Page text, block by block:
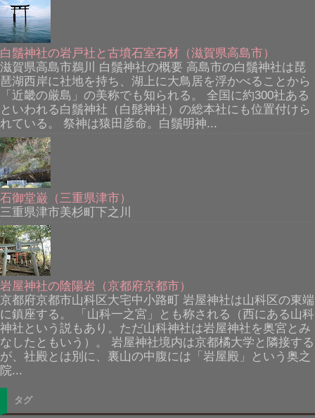
白鬚神社の岩戸社と古墳石室石材（滋賀県高島市）
滋賀県高島市鵜川 白鬚神社の概要 高島市の白鬚神社は琵
琶湖西岸に社地を持ち、湖上に大鳥居を浮かべることから
「近畿の厳島」の美称でも知られる。 全国に約300社ある
といわれる白鬚神社（白髭神社）の総本社にも位置付けら
れている。 祭神は猿田彦命。白鬚明神...
石御堂巌（三重県津市）
三重県津市美杉町下之川
岩屋神社の陰陽岩（京都府京都市）
京都府京都市山科区大宅中小路町 岩屋神社は山科区の東端
に鎮座する。 「山科一之宮」とも称される（西にある山科
神社という説もあり。ただ山科神社は岩屋神社を奥宮とみ
なしたともいう）。 岩屋神社境内は京都橘大学と隣接する
が、社殿とは別に、裏山の中腹には「岩屋殿」という奥之
院...
タグ